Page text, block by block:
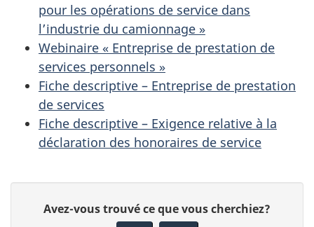
pour les opérations de service dans
l’industrie du camionnage »
Webinaire « Entreprise de prestation de
services personnels »
Fiche descriptive – Entreprise de prestation
de services
Fiche descriptive – Exigence relative à la
déclaration des honoraires de service
Avez-vous trouvé ce que vous cherchiez?